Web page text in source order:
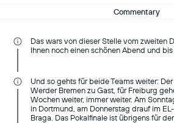
Commentary
Das wars von dieser Stelle vom zweiten
Ihnen noch einen schönen Abend und
Und so gehts für beide Teams weiter:
Werder Bremen zu Gast, für Freiburg
Wochen weiter, immer weiter. Am
in Dortmund, am Donnerstag drauf im
Braga. Das Pokalfinale ist übrigens für